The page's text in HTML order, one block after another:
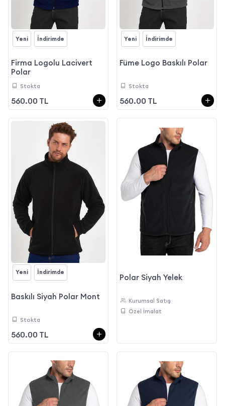
Yeni İndirimde
Firma Logolu Lacivert
Polar
Stokta
560.00 TL
Yeni İndirimde
Füme Logo Baskılı Polar
Stokta
560.00 TL
Yeni İndirimde
Baskılı Siyah Polar Mont
Stokta
560.00 TL
Polar Siyah Yelek
Kurumsal Satış
Özel İmalat